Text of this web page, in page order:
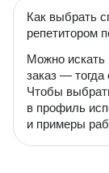
Как выбрать
репетитором
Можно искать
заказ — тогда
Чтобы
в профиль
и примеры